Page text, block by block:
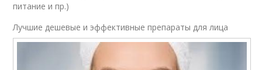
питание и пр.)
Лучшие дешевые и эффективные препараты для лица